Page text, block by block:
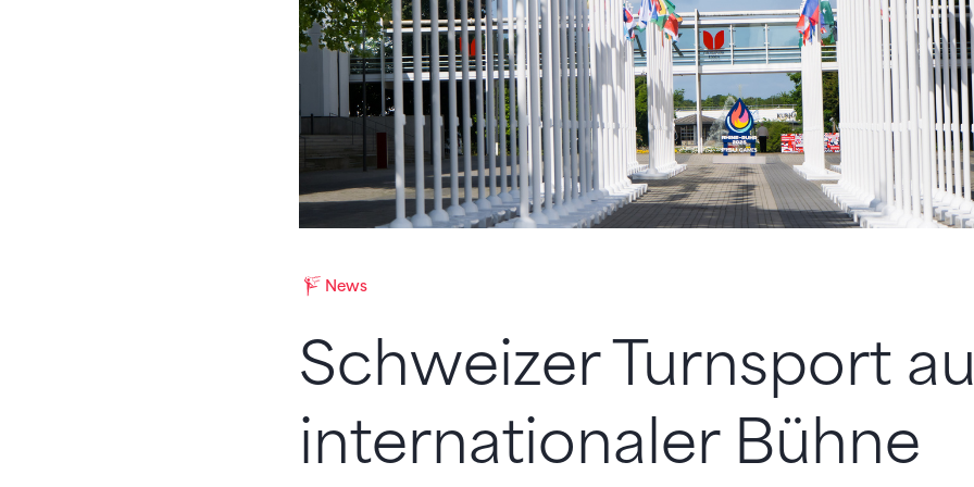
News
Schweizer Turnsport
internationaler Bühne